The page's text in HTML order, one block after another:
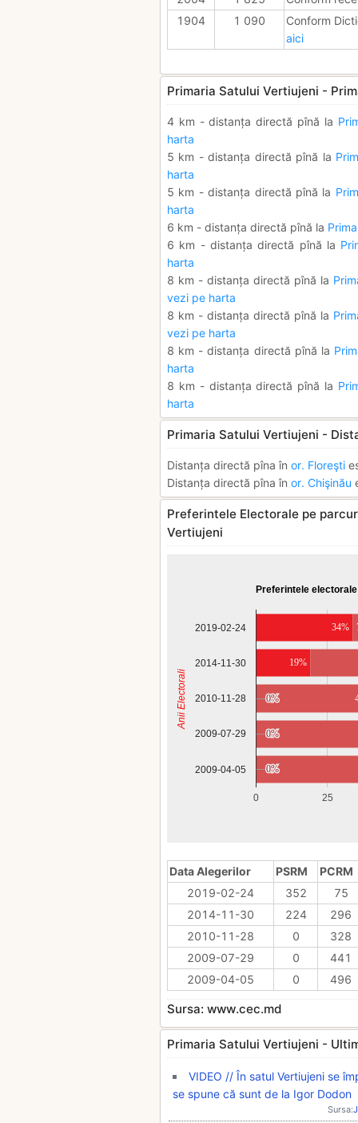
1904
1 090
Conform
aici
Primaria Satului Vertiujeni -
4 km - distanța directă pînă la
harta
5 km - distanța directă pînă la
harta
5 km - distanța directă pînă la
harta
6 km - distanța directă pînă la
6 km - distanța directă pînă la
harta
8 km - distanța directă pînă la
vezi pe harta
8 km - distanța directă pînă la
vezi pe harta
8 km - distanța directă pînă la
harta
8 km - distanța directă pînă la
harta
Primaria Satului Vertiujeni -
Distanța directă pîna în or. Floreşti
Distanța directă pîna în or. Chişinău
Preferintele Electorale pe
Vertiujeni
Preferintele
0 25
2019-02-24
2014-11-30
2010-11-28
2009-07-29
2009-04-05
34%
19%
0%
0%
0%
0%
0%
0%
Anii Electorali
Data Alegerilor PSRM
PCRM
2019-02-24
352
75
2014-11-30
224
296
2010-11-28
0
328
2009-07-29
0
441
2009-04-05
0 496
Sursa: www.cec.md
Primaria Satului Vertiujeni -
VIDEO // În satul Vertiujeni se
se spune că sunt de la Igor Dodon
Sursa: